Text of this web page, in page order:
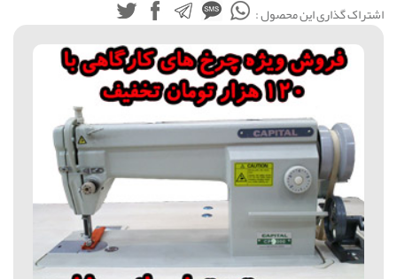
اشتراک گذاری این محصول :